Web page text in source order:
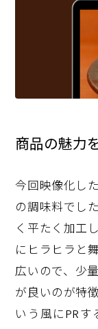
商品の魅力
今回映像化し
の調味料でし
く平たく加工
にヒラヒラと
広いので、少
が良いのが特
いう風にPR